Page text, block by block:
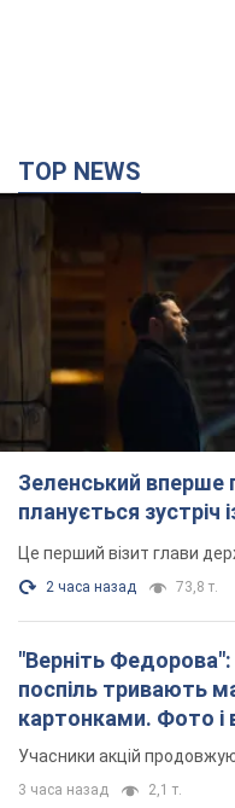
TOP NEWS
Зеленський вперше
планується зустріч
Це перший візит глави
2 часа назад 73,8 т.
"Верніть Федорова":
поспіль тривають
картонками. Фото і
Учасники акцій
3 часа назад 2,1 т.